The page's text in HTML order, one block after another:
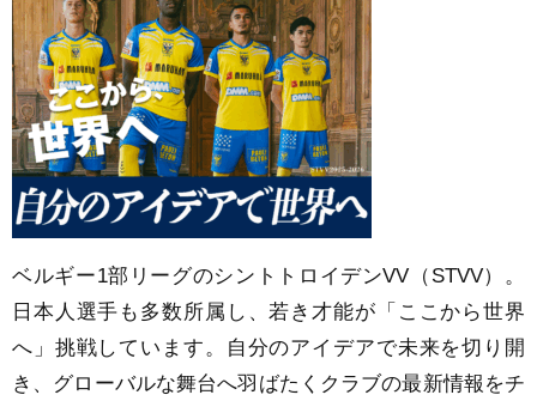
ベルギー1部リーグのシントトロイデンVV（STVV）。
日本人選手も多数所属し、若き才能が「ここから世界
へ」挑戦しています。自分のアイデアで未来を切り開
き、グローバルな舞台へ羽ばたくクラブの最新情報をチ